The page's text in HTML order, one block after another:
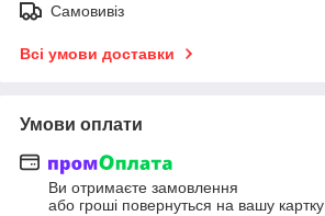
Самовивіз
Всі умови доставки
Умови оплати
Ви отримаєте замовлення
або гроші повернуться на вашу картку